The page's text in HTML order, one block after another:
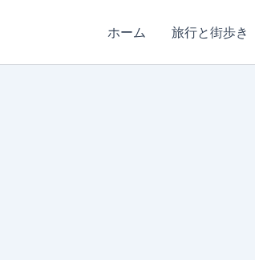
ホーム 旅行と街歩き